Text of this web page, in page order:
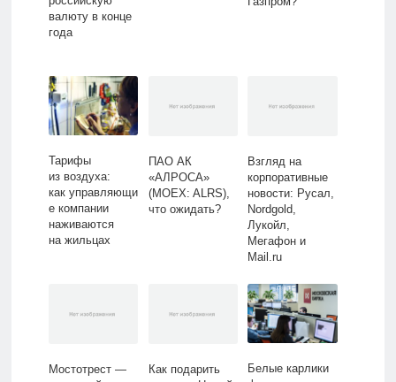
валюту в конце
года
Тарифы
из воздуха:
как управляющи
е компании
наживаются
на жильцах
ПАО АК
«АЛРОСА»
(MOEX: ALRS),
что ожидать?
Взгляд на
корпоративные
новости: Русал,
Nordgold,
Лукойл,
Мегафон и
Mail.ru
Мостотрест —
Как подарить
Белые карлики